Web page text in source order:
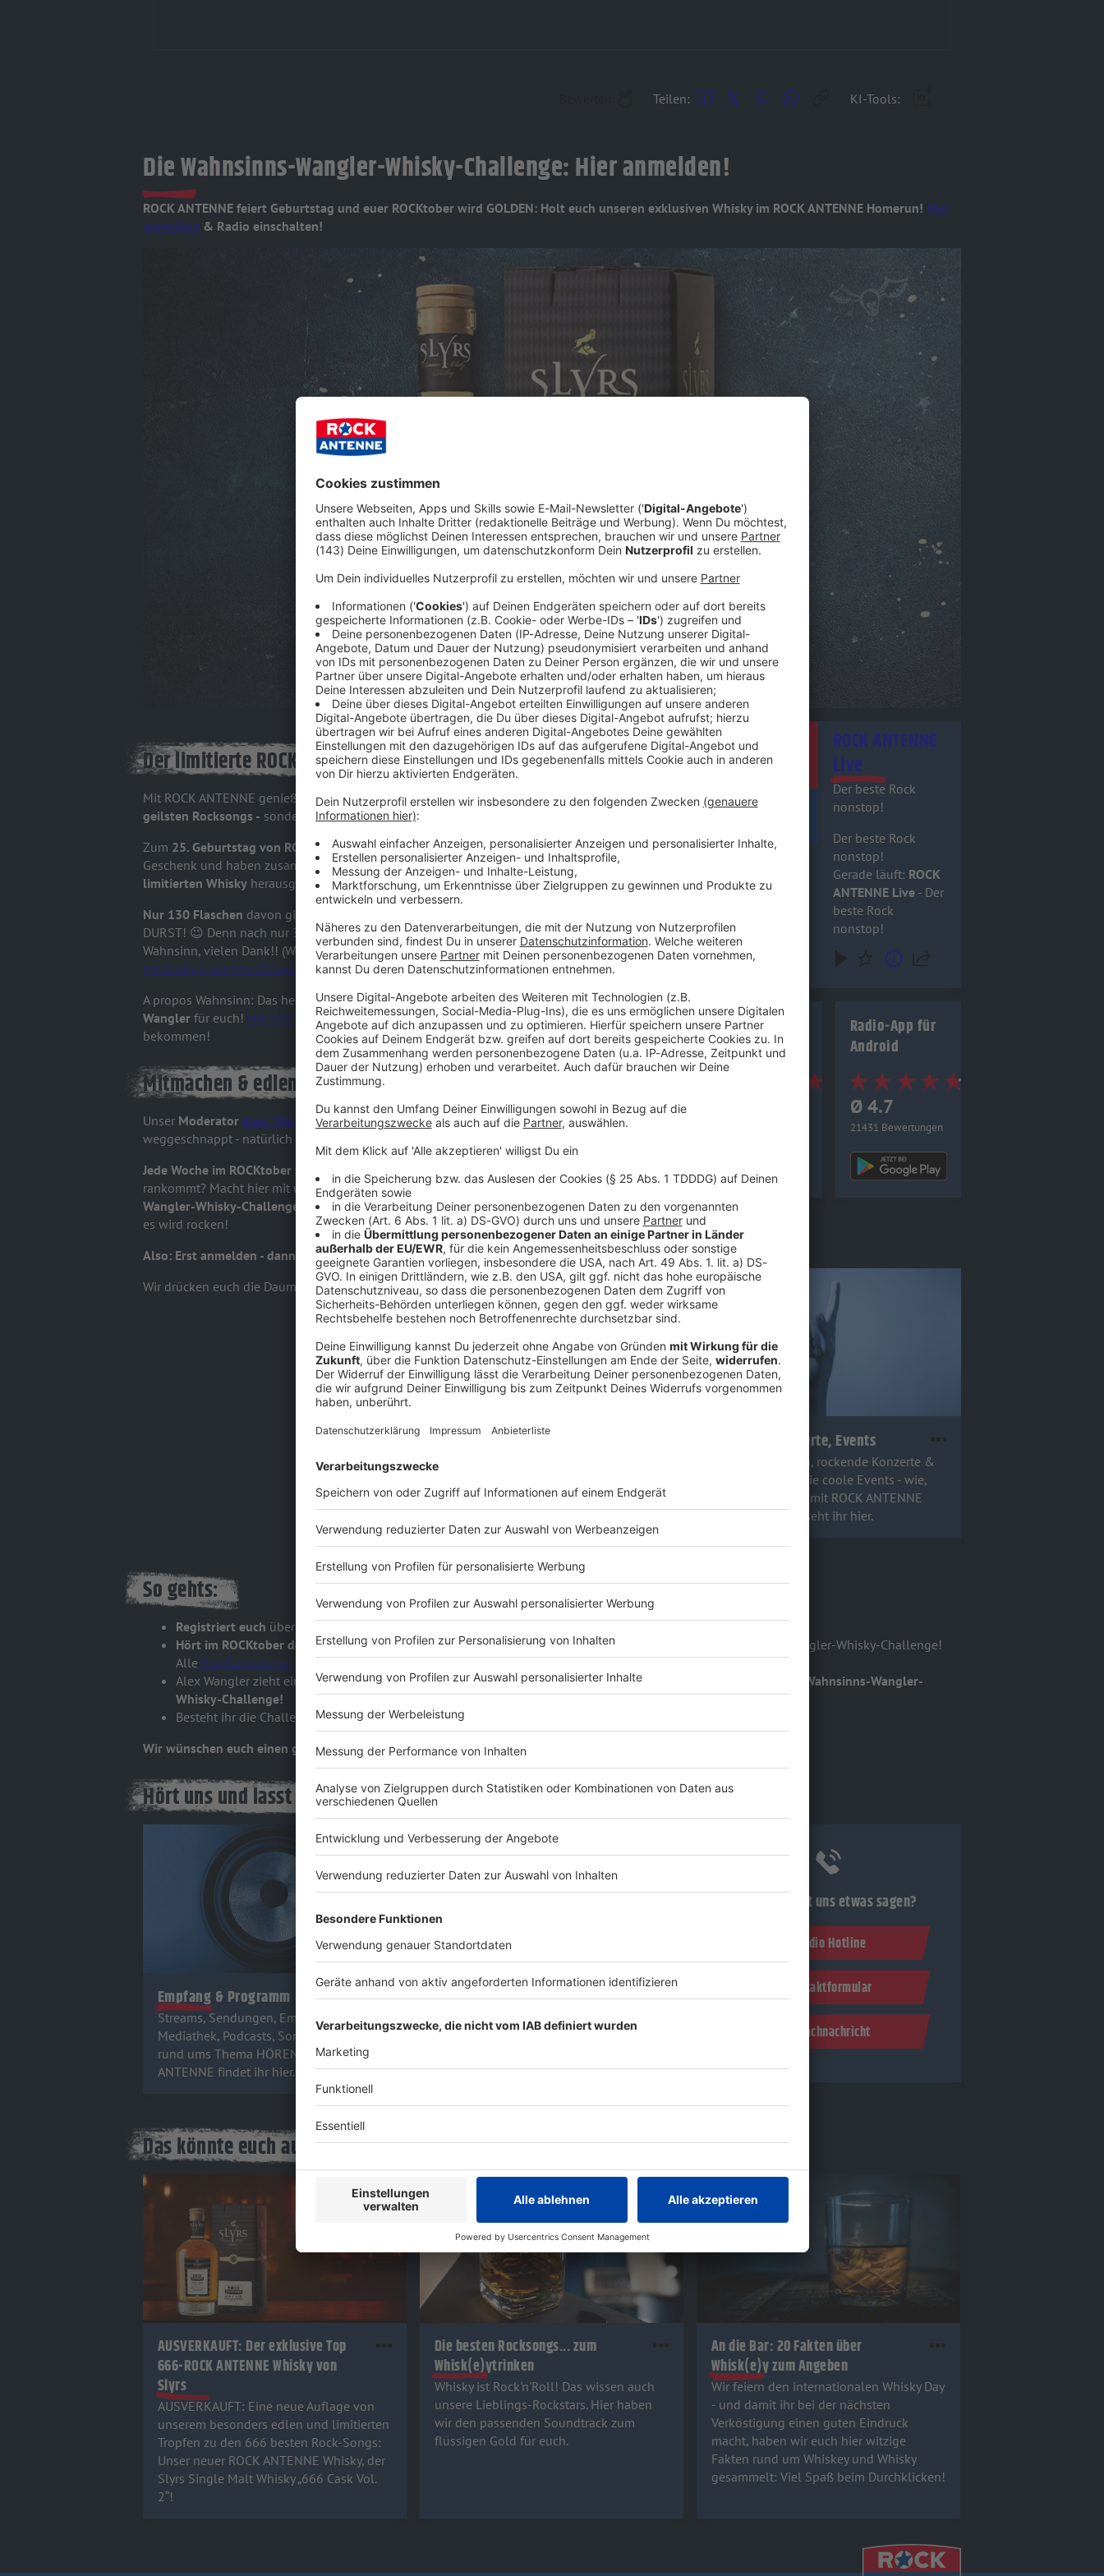
Teilen: KI-Tools:
Die Wahnsinns-Wangler-Whisky-Challenge: Hier anmelden!
ROCK ANTENNE feiert Geburtstag und euer ROCKtober wird GOLDEN: Holt euch unseren exklusiven Whisky im ROCK ANTENNE Homerun! Hier
anmelden & Radio einschalten!
Der limitierte ROCK ANTENNE Whisky zum 25. Jubiläum
Mit ROCK ANTENNE genießt ihrnicht nur rund um die Uhr die größten, besten,
geilsten Rocksongs - sondern mit etwas Glück bald einen besonders edlen Tropfen!
Zum 25. Geburtstag von ROCK ANTENNEmachen wir uns und euch ein ganz besonderes
Geschenk und haben zusammen mit unseren Freunden vonSlyrseinenexklusiven und streng
limitierten Whisky herausgebracht: den Slyrs Single Malt Whisky „Rock Cask“!
Nur 130 Flaschen davon gibt es auf der ganzen Welt - und was sollen wir sagen? Ihr habt
DURST! 😉 Denn nach nur 3 Tagen war dasKontingent restlos ausverkauft!Das ist der
Wahnsinn, vielen Dank!! (Weitere tolle Dinge findet ihr übrigens weiterhin imROCK ANTENNE
Merchshop von MerchCowboy
.)
A propos Wahnsinn: Das heißt, dieallerallerletzten Flaschen hat jetzt unser Wahnsinns-
Wangler für euch! Hier könnt ihr mitmachenund mit etwas Glück den feinen Tropfen geschenkt
bekommen!
Mitmachen & edlen ROCK ANTENNE Whisky geschenkt bekommen
Unser ModeratorAlex "Wahnsinns-" Wanglerhat (unter Einsatz seines Lebens) ein paar Flaschen
weggeschnappt - natürlich
Jede Woche im ROCKtober schenkt er euch eine Flasche
ROCK ANTENNE Whisky
Wie ihr da
rankommt? Macht hier mit undmeldet euch an, und besteht gegen ihn in seinerWahnsinns-
Wangler-Whisky-Challenge
. Was das sein wird, heckt der Meister persönlich aus - fest steht nur:
es wird rocken!
Also: Erst anmelden - dann
ROCK ANTENNE einschalten- dann anstoßen!
Wir drücken euch die Daumen!
Audiotitel - ROCK ANTENNE LiveROCK ANTENNE
Live
Der beste Rock
nonstop!
Der beste Rock
nonstop!
Gerade läuft: ROCK
ANTENNE Live - Der
beste Rock
nonstop!
Radio-App für
iOS (Apple)
Radio-App für
Android
Ø 4.7
21431 Bewertungen
Übersicht:
Aktionen, Konzerte, Events
Aktuelle Aktionen, rockende Konzerte &
Konzertfotos sowie coole Events - wie,
wann und wo ihr mit ROCK ANTENNE
abrocken könnt, seht ihr hier.
So gehts:
Registriert euch über unser kostenloses Teilnahmeformular.
Hört im ROCKtober den
ROCK ANTENNEHome Runtäglich von 15 bis 20 Uhr und achtet auf die Wahnsinns-Wangler-Whisky-Challenge!
Alle Empfangswege gibts hier im Überblick.
Alex Wangler zieht einen Whiskyfan aus dem Lostopf undruft euch an. Dann wird gezockt und er stellt euch die
Wahnsinns-Wangler-
Whisky-Challenge!
Besteht ihr die Challenge, gibts eineFlasche exklusiven ROCK ANTENNE Whisky von Slyrs geschenkt!
Wir wünschen euch einen goldenen ROCKtober - hier rockt Deutschland!
Hört uns und lasst von euch hören:
Empfang & Programm
Streams, Sendungen, Empfangswege,
Mediathek, Podcasts, Songsuche - alles
rund ums Thema HÖREN auf ROCK
ANTENNE findet ihr hier.
Keep on rocking!
kostenlosen ROCK ANTENNE Rock-
Newsletter. Ob Musiknews, Interviews,
Quizspaß oder unsere neuesten
Aktionen - wir informieren dich.
Du möchtest uns etwas sagen?
Studio Hotline
Kontaktformular
Sprachnachricht
Das könnte euch auch interessieren:
AUSVERKAUFT: Der exklusive Top
666-ROCK ANTENNE Whisky von
Slyrs
AUSVERKAUFT: Eine neue Auflage von
unserem besonders edlen und limitierten
Tropfen zu den 666 besten Rock-Songs:
Unser neuer ROCK ANTENNE Whisky, der
Slyrs Single Malt Whisky „666 Cask Vol.
2“!
Die besten Rocksongs... zum
Whisk(e)ytrinken
Whisky ist Rock'n'Roll! Das wissen auch
unsere Lieblings-Rockstars. Hier haben
wir den passenden Soundtrack zum
flüssigen Gold für euch.
An die Bar: 20 Fakten über
Whisk(e)y zum Angeben
Wir feiern den internationalen Whisky Day
- und damit ihr bei der nächsten
Verköstigung einen guten Eindruck
macht, haben wir euch hier witzige
Fakten rund um Whiskey und Whisky
gesammelt: Viel Spaß beim Durchklicken!